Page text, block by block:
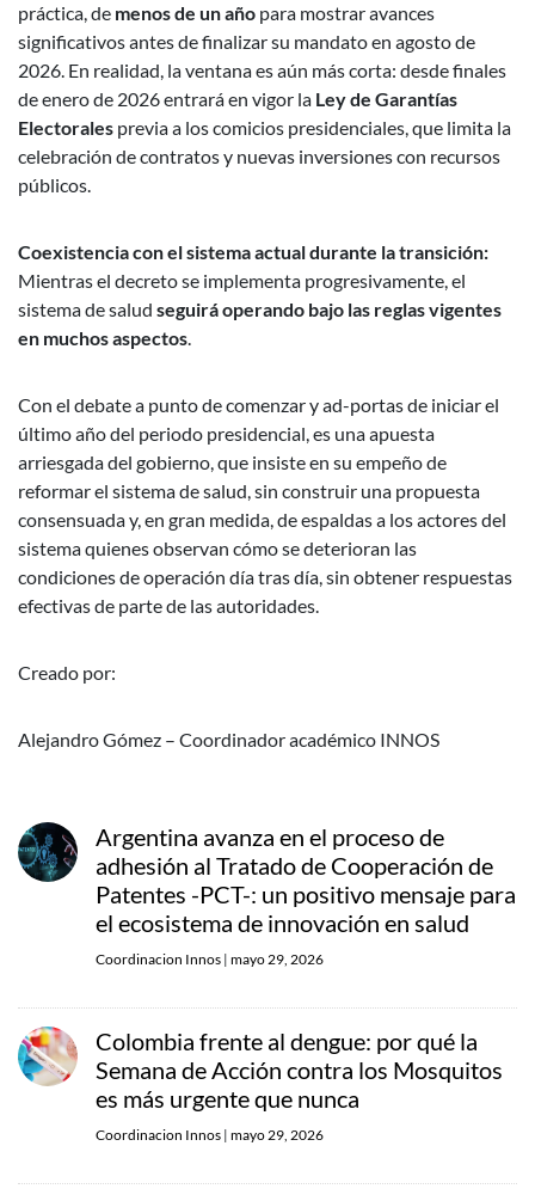
práctica, de menos de un año para mostrar avances
significativos antes de finalizar su mandato en agosto de
2026. En realidad, la ventana es aún más corta: desde finales
de enero de 2026 entrará en vigor la Ley de Garantías
Electorales previa a los comicios presidenciales, que limita la
celebración de contratos y nuevas inversiones con recursos
públicos.
Coexistencia con el sistema actual durante la transición:
Mientras el decreto se implementa progresivamente, el
sistema de salud seguirá operando bajo las reglas vigentes
en muchos aspectos.
Con el debate a punto de comenzar y ad-portas de iniciar el
último año del periodo presidencial, es una apuesta
arriesgada del gobierno, que insiste en su empeño de
reformar el sistema de salud, sin construir una propuesta
consensuada y, en gran medida, de espaldas a los actores del
sistema quienes observan cómo se deterioran las
condiciones de operación día tras día, sin obtener respuestas
efectivas de parte de las autoridades.
Creado por:
Alejandro Gómez – Coordinador académico INNOS
Argentina avanza en el proceso de
adhesión al Tratado de Cooperación de
Patentes -PCT-: un positivo mensaje para
el ecosistema de innovación en salud
Coordinacion Innos | mayo 29, 2026
Colombia frente al dengue: por qué la
Semana de Acción contra los Mosquitos
es más urgente que nunca
Coordinacion Innos | mayo 29, 2026